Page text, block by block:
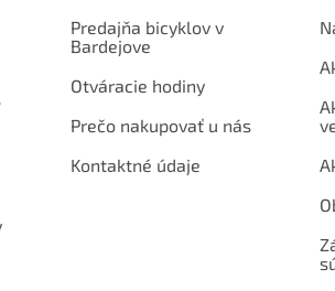
Predajňa bicyklov v
Bardejove
Otváracie hodiny
Prečo nakupovať u nás
Kontaktné údaje